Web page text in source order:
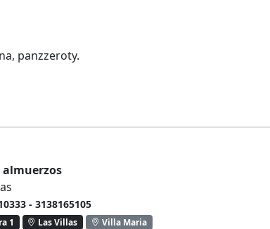
panzzeroty.
almuerzos
- 3138165105
1 Las Villas Villa Maria